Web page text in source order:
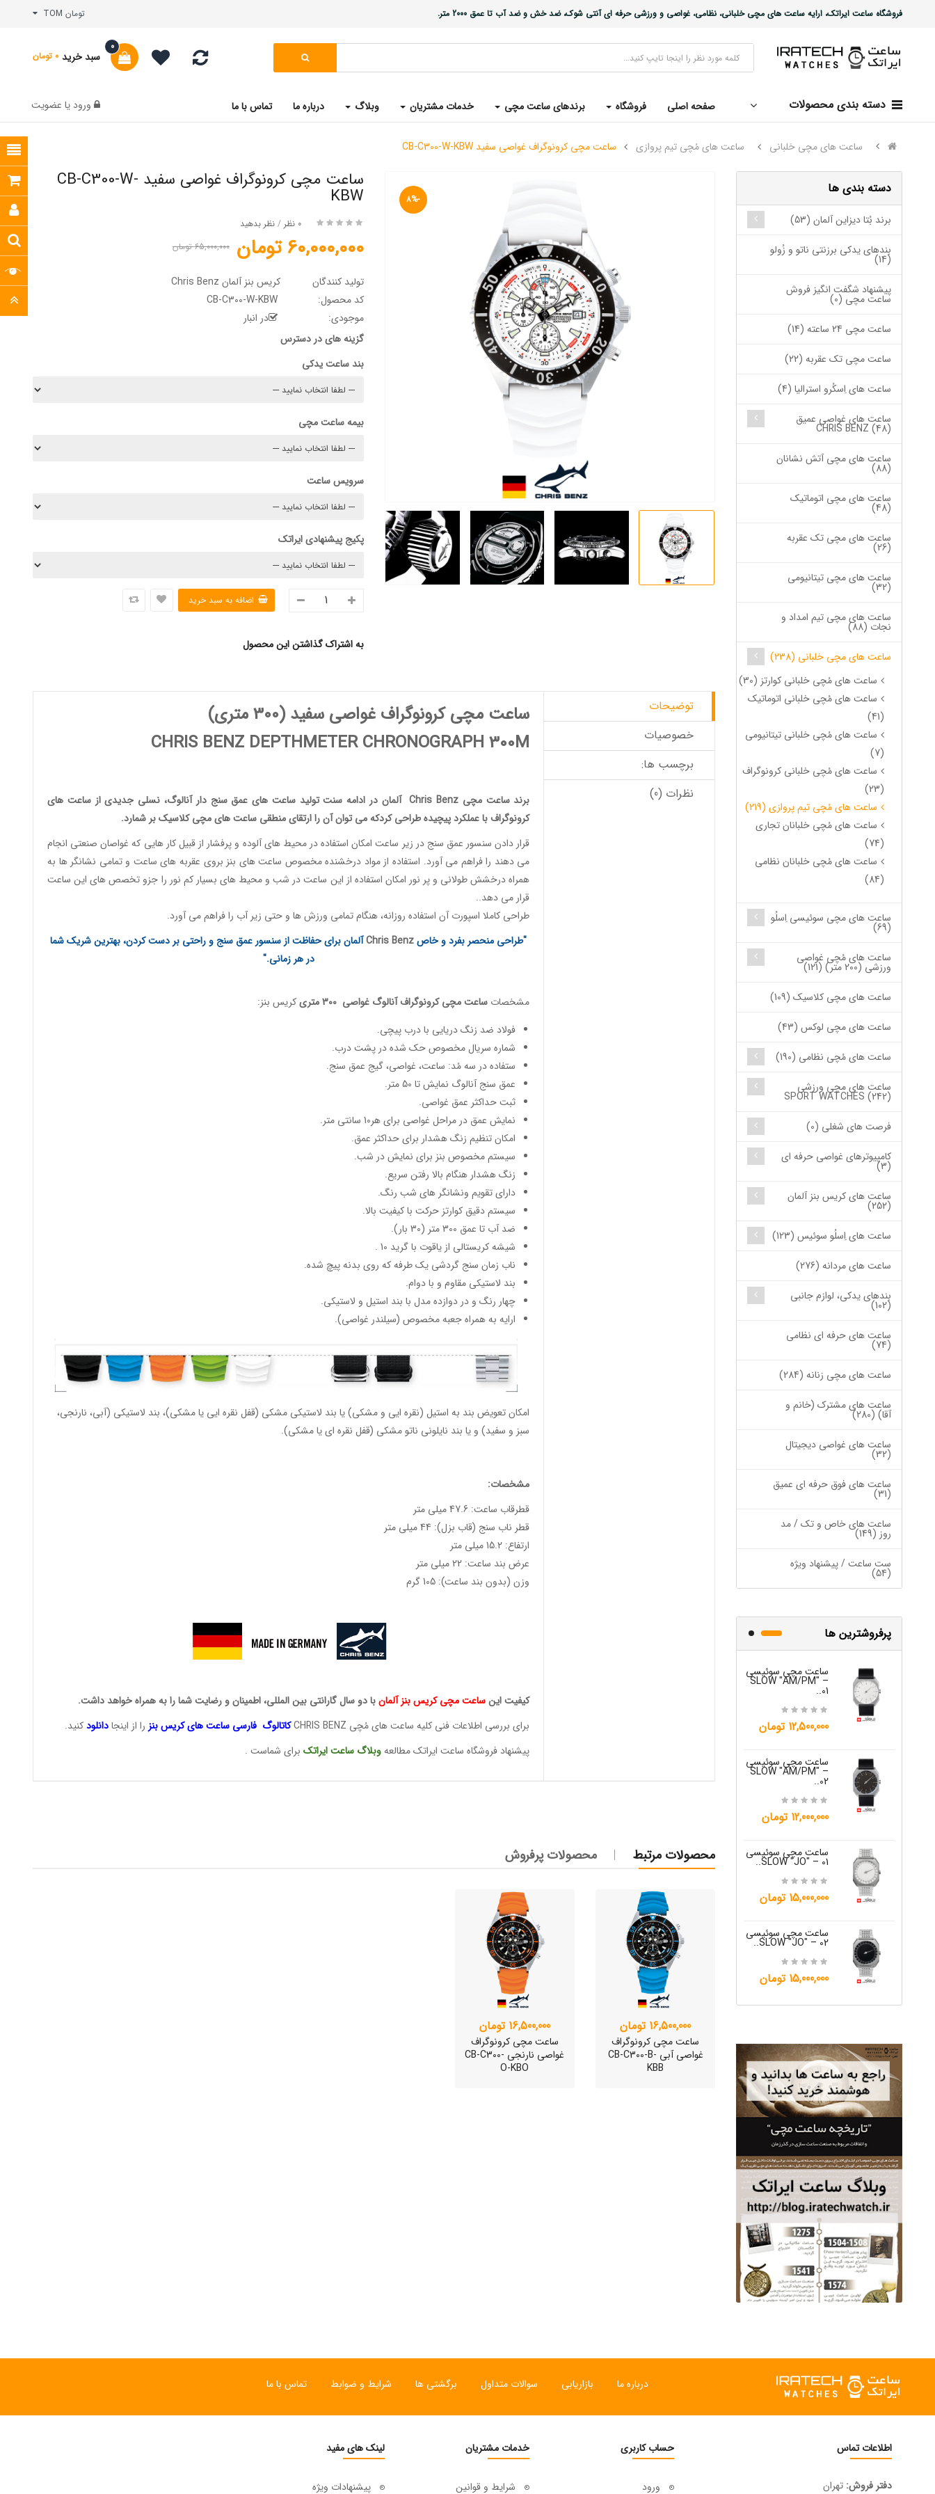
فروشگاه ساعت ایراتک، ارایه ساعت های مچی خلبانی، نظامی، غواصی و ورزشی حرفه ای آنتی شوک، ضد خش و ضد آب تا عمق 2000 متر. تومان TOM
سبد خرید
0
0 تومان
دسته بندی محصولات صفحه اصلی فروشگاه برندهای ساعت مچی خدمات مشتریان وبلاگ درباره ما تماس با ما ورود یا عضویت
ساعت های مچی خلبانی ساعت های مُچی تیم پروازی ساعت مچی کرونوگراف غواصی سفید CB-C300-W-KBW
دسته بندی ها
برند بُتا دیزاین آلمان (53)
بندهای یدکی برزنتی ناتو و زُولو
(14)
پیشنهاد شگفت انگیز فروش
ساعت مچی (0)
ساعت مچی 24 ساعته (14)
ساعت مچی تک عقربه (22)
ساعت های اِسکُرو استرالیا (4)
ساعت های غواصی عمیق
CHRIS BENZ (48)
ساعت های مچی آتش نشانان
(88)
ساعت های مچی اتوماتیک
(48)
ساعت های مچی تک عقربه
(26)
ساعت های مچی تیتانیومی
(32)
ساعت های مچی تیم امداد و
نجات (88)
ساعت های مچی خلبانی (238)
ساعت های مُچی خلبانی کوارتز (30)
ساعت های مُچی خلبانی اتوماتیک
(41)
ساعت های مُچی خلبانی تیتانیومی
(7)
ساعت های مُچی خلبانی کرونوگراف
(23)
ساعت های مُچی تیم پروازی (219)
ساعت های مُچی خلبانان تجاری
(74)
ساعت های مُچی خلبانان نظامی
(84)
ساعت های مچی سوئیسی اِسلُو
(69)
ساعت های مُچی غواصی
ورزشی (200 متر) (121)
ساعت های مچی کلاسیک (109)
ساعت های مچی لوکس (43)
ساعت های مُچی نظامی (190)
ساعت های مچی ورزشی
SPORT WATCHES (242)
فرصت های شغلی (0)
کامپیوترهای غواصی حرفه ای
(3)
ساعت های کریس بنز آلمان
(252)
ساعت های اِسلُو سوئیس (123)
ساعت های مردانه (276)
بندهای یدکی، لوازم جانبی
(102)
ساعت های حرفه ای نظامی
(74)
ساعت های مچی زنانه (284)
ساعت های مشترک (خانم و
آقا) (280)
ساعت های غواصی دیجیتال
(32)
ساعت های فوق حرفه ای عمیق
(31)
ساعت های خاص و تک / مد
روز (149)
ست ساعت / پیشنهاد ویژه
(54)
پرفروشترین ها
ساعت مچی سوئیسی
SLOW "AM/PM" –
01..
12,500,000 تومان
ساعت مچی سوئیسی
SLOW "AM/PM" –
02..
12,000,000 تومان
ساعت مچی سوئیسی
SLOW "JO" – 01..
15,000,000 تومان
ساعت مچی سوئیسی
SLOW "JO" – 02..
15,000,000 تومان
ساعت مچی سوئیسی
SLOW "JO" – 06..
12,000,000 تومان
-8%
ساعت مچی کرونوگراف غواصی سفید CB-C300-W-
KBW
0 نظر /نظر بدهید
60,000,000 تومان 65,000,000 تومان
تولید کنندگان
کریس بنز آلمان Chris Benz
کد محصول:
CB-C300-W-KBW
موجودی:
در انبار
گزینه های در دسترس
بند ساعت یدکی
بیمه ساعت مچی
سرویس ساعت
پکیج پیشنهادی ایراتک
به اشتراک گذاشتن این محصول
توضیحات
خصوصیات
برچسب ها:
نظرات (0)
ساعت مچی کرونوگراف غواصی سفید(300 متری)
CHRIS BENZ DEPTHMETER CHRONOGRAPH 300M
برند ساعت مچی Chris Benzآلمان در ادامه سنت تولیدساعت های عمق سنج دار آنالوگ، نسلی جدیدی ازساعت های
کرونوگرافبا عملکرد پیچیده طراحی کردکه می توان آن را ارتقای منطقی ساعت های مچی کلاسیکبر شمارد.
قرار دادن سنسور عمق سنج در زیر ساعت امکان استفاده در محیط های آلوده و پرفشار از قبیل کار هایی که غواصان صنعتی انجام
می دهند را فراهم می آورد. استفاده از مواد درخشنده مخصوص ساعت های بنز بروی عقربه های ساعت و تمامی نشانگر ها به
همراه درخشش طولانی و پر نور امکان استفاده از این ساعت در شب و محیط های بسیار کم نور را جزو تخصص های این ساعت
قرار می دهد..
طراحی کاملا اسپورت آن استفاده روزانه، هنگام تمامی ورزش ها و حتی زیر آب را فراهم می آورد.
"طراحی منحصر بفرد و خاصChris Benzآلمان برای حفاظت از سنسور عمق سنج و راحتی بر دست کردن، بهترین شریک شما
در هر زمانی."
مشخصات ساعت مچی کرونوگراف آنالوگ غواصی 300 متری
کریس بنز:
فولاد ضد زنگ دریایی با درب پیچی.
شماره سریال مخصوص حک شده در پشت درب.
ستفاده در سه مُد: ساعت، غواصی، گیج عمق سنج.
عمق سنج آنالوگ نمایش تا 50 متر.
ثبت حداکثر عمق غواصی.
نمایش عمق در مراحل غواصی برای هر10 سانتی متر.
امکان تنظیم زنگ هشدار برای حداکثر عمق.
سیستم مخصوص بنز برای نمایش در شب.
زنگ هشدار هنگام بالا رفتن سریع.
دارای تقویم ونشانگر های شب رنگ.
سیستم دقیق کوارتز حرکت با کیفیت بالا.
ضد آب تا عمق 300 متر (30 بار).
شیشه کریستالی از یاقوت با گرید 10 .
ناب زمان سنج گردشی یک طرفه که روی بدنه پیچ شده.
بند لاستیکی مقاوم و با دوام.
چهار رنگ و در دوازده مدل با بند استیل و لاستیکی.
ارایه به همراه جعبه مخصوص (سیلندر غواصی).
امکان تعویض بند به استیل (نقره ایی و مشکی) یا بند لاستیکی مشکی (قفل نقره ایی یا مشکی)، بند لاستیکی (آبی، نارنجی،
سبز و سفید) و یا بند نایلونی ناتو مشکی (قفل نقره ای یا مشکی).
مشخصات:
قطرقاب ساعت: 47.6 میلی متر
قطر ناب سنج (قاب بزل): 44 میلی متر
ارتفاع: 15.2 میلی متر
عرض بند ساعت: 22 میلی متر
وزن (بدون بند ساعت): 105 گرم
کیفیت این ساعت مچی کریس بنز آلمانبا دو سال گارانتی بین المللی، اطمینان و رضایت شما را به همراه خواهد داشت.
برای بررسی اطلاعات فنی کلیه ساعت های مُچی CHRIS BENZ
کاتالوگ فارسی ساعت هایکریس بنزرا از اینجا دانلودکنید.
پیشنهاد فروشگاه ساعت ایراتک مطالعه وبلاگ ساعت ایراتکبرای شماست .
محصولات مرتبط محصولات پرفروش
16,500,000 تومان
ساعت مچی کرونوگراف
غواصی آبی CB-C300-B-
KBB
16,500,000 تومان
ساعت مچی کرونوگراف
غواصی نارنجی CB-C300-
O-KBO
درباره ما بازاریابی سوالات متداول برگشتی ها شرایط و ضوابط تماس با ما
اطلاعات تماس
دفتر فروش: تهران
حساب کاربری
ورود
خدمات مشتریان
شرایط و قوانین
لینک های مفید
پیشنهادات ویژه